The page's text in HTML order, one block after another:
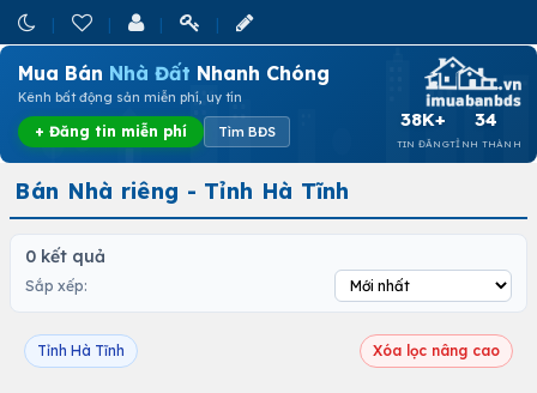
Mua Bán Nhà Đất Nhanh Chóng
Kênh bất động sản miễn phí, uy tín
+ Đăng tin miễn phí Tìm BĐS
38K+
TIN ĐĂNG
34
TỈNH THÀNH
Bán Nhà riêng - Tỉnh Hà Tĩnh
0 kết quả
Sắp xếp:
Tỉnh Hà Tĩnh Xóa lọc nâng cao